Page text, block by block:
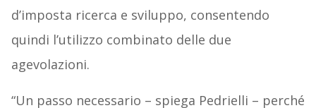
d’imposta ricerca e sviluppo, consentendo
quindi l’utilizzo combinato delle due
agevolazioni.
“Un passo necessario – spiega Pedrielli – perché